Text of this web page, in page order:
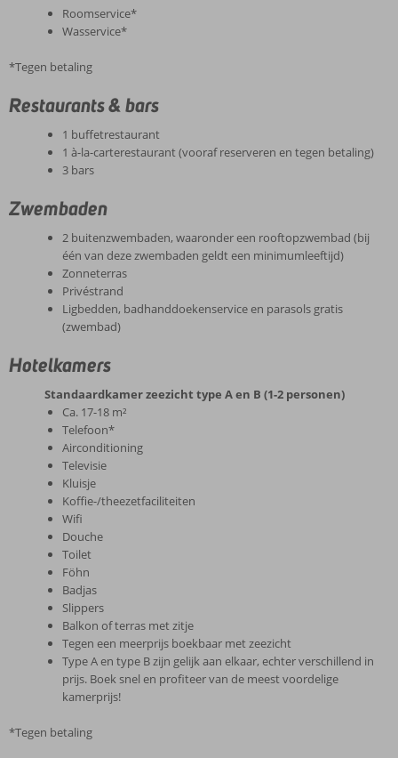
Roomservice*
Wasservice*
*Tegen betaling
Restaurants & bars
1 buffetrestaurant
1 à-la-carterestaurant (vooraf reserveren en tegen betaling)
3 bars
Zwembaden
2 buitenzwembaden, waaronder een rooftopzwembad (bij
één van deze zwembaden geldt een minimumleeftijd)
Zonneterras
Privéstrand
Ligbedden, badhanddoekenservice en parasols gratis
(zwembad)
Hotelkamers
Standaardkamer zeezicht type A en B (1-2 personen)
Ca. 17-18 m²
Telefoon*
Airconditioning
Televisie
Kluisje
Koffie-/theezetfaciliteiten
Wifi
Douche
Toilet
Föhn
Badjas
Slippers
Balkon of terras met zitje
Tegen een meerprijs boekbaar met zeezicht
Type A en type B zijn gelijk aan elkaar, echter verschillend in
prijs. Boek snel en profiteer van de meest voordelige
kamerprijs!
*Tegen betaling